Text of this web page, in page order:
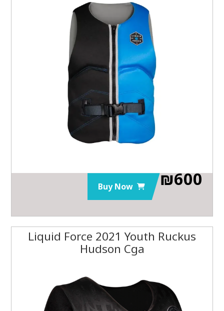
₪600
Buy Now
Liquid Force 2021 Youth Ruckus
Hudson Cga